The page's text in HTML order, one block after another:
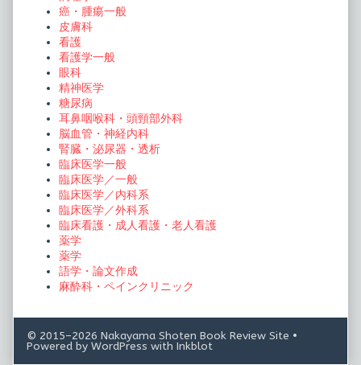
癌・腫瘍一般
皮膚科
看護
看護学一般
眼科
精神医学
糖尿病
耳鼻咽喉科・頭頸部外科
脳血管・神経内科
腎臓・泌尿器・透析
臨床医学一般
臨床医学／一般
臨床医学／内科系
臨床医学／外科系
臨床看護・成人看護・老人看護
薬学
薬学
語学・論文作成
麻酔科・ペインクリニック
© 2015–2026 Nakayama Shoten Book Review Site •
Powered by WordPress with Inkblot